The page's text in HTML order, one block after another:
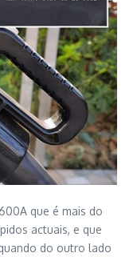
que é mais do
actuais, e que
do outro lado